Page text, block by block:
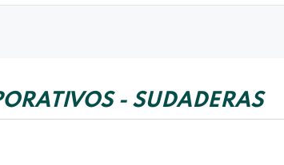
- SUDADERAS